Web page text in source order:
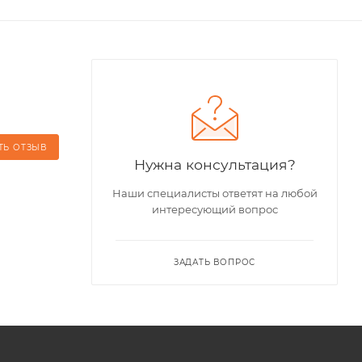
ОТЗЫВ
Нужна консультация?
Наши специалисты ответят на любой
интересующий вопрос
ЗАДАТЬ ВОПРОС